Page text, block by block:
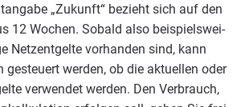
„Zukunft“ bezieht sich auf den
12 Wochen. Sobald also bei­spiels­wei­
Netz­ent­gel­te vor­han­den sind, kann
gesteu­ert wer­den, ob die aktu­el­len oder
ver­wen­det wer­den. Den Ver­brauch,